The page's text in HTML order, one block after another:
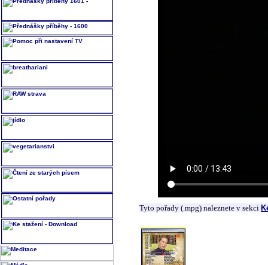
Tyto pořady (.mpg) naleznete v sekci